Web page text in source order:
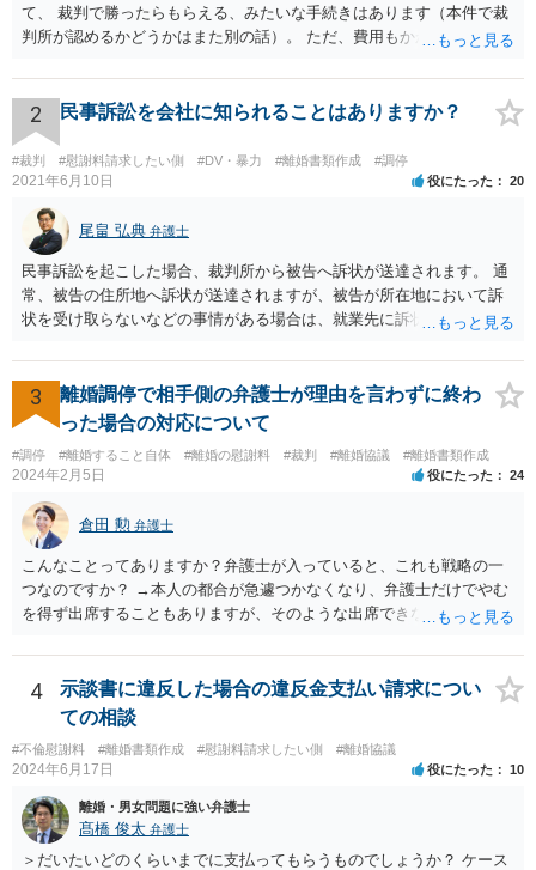
て、 裁判で勝ったらもらえる、みたいな手続きはあります（本件で裁
判所が認めるかどうかはまた別の話）。 ただ、費用もかかりますし、
のであれば、 面談相談に行って詳しく話を聞いてみましょう。
2 民事訴訟を会社に知られることはありますか？
#裁判 #慰謝料請求したい側 #DV・暴力 #離婚書類作成 #調停
2021年6月10日 役にたった 20
尾畠 弘典 弁護士
民事訴訟を起こした場合、裁判所から被告へ訴状が送達されます。 通
常、被告の住所地へ訴状が送達されますが、被告が所在地において訴
状を受け取らないなどの事情がある場合は、就業先に訴状が送達され
題となっているケースや、目撃者として就業先の従業員がおり、目撃
者に証言してもらうことが必要になるケースなどでは、裁判の追行
上、就業先に協力を仰がなければならない場合や、就業先の従業員に
協力を仰がなければならない場合があります。 また、仮に訴訟におい
ていくらかの賠償が認められたとして、被告がこれを任意に支払わな
い場合は、強制執行を申し立てることで債権の回収を図ることができ
ます。 例えば、被告の給料を差し押さえる場合には、裁判所から被告
の就業先に文書が送付されますので、訴訟が起こったことを事後的に
就業先が覚知することになります。 警察への被害届の提出というの
は、必須ではありません。 ただ、当然ながら強制わいせつを行ったこ
との証拠がなければ、民事訴訟で勝訴することはできません。
3
離婚調停で相手側の弁護士が理由を言わずに終わ
った場合の対応について
#調停 #離婚すること自体 #離婚の慰謝料 #裁判 #離婚協議 #離婚書類作成
2024年2月5日 役にたった 24
倉田 勲 弁護士
こんなことってありますか？弁護士が入っていると、これも戦略の一
つなのですか？ →本人の都合が急遽つかなくなり、弁護士だけでやむ
を得ず出席することもありますが、そのような出席できない理由がな
えて弁護士だけで出席する戦略は聞いたことはありません。
4
示談書に違反した場合の違反金支払い請求につい
ての相談
#不倫慰謝料 #離婚書類作成 #慰謝料請求したい側 #離婚協議
2024年6月17日 役にたった 10
離婚・男女問題に強い弁護士
髙橋 俊太 弁護士
＞だいたいどのくらいまでに支払ってもらうものでしょうか？ ケース